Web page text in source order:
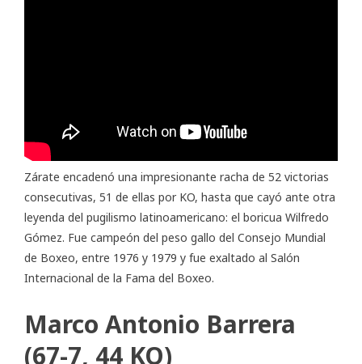
Zárate encadenó una impresionante racha de 52 victorias
consecutivas, 51 de ellas por KO, hasta que cayó ante otra
leyenda del pugilismo latinoamericano: el boricua Wilfredo
Gómez. Fue campeón del peso gallo del Consejo Mundial
de Boxeo, entre 1976 y 1979 y fue exaltado al Salón
Internacional de la Fama del Boxeo.
Marco Antonio Barrera
(67-7, 44 KO)